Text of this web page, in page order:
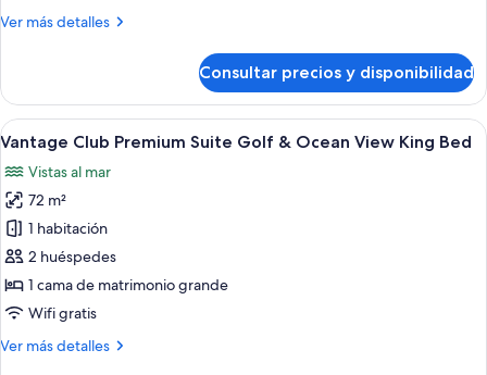
Golf
View
King
Bed
Ver más detalles
Más
Club
Master
Suite
&
Ocean
View
King
Bed
Consultar precios y disponibilidad
Abrir
todas
las
fotos
de
Vantage
Club
Premium
Golf
Un dormitorio moderno con una
5
Vantage Club Premium Suite Golf & Ocean View King Bed
Vistas al mar
72 m²
1 habitación
2 huéspedes
1 cama de matrimonio grande
Wifi gratis
Ver más detalles
Más